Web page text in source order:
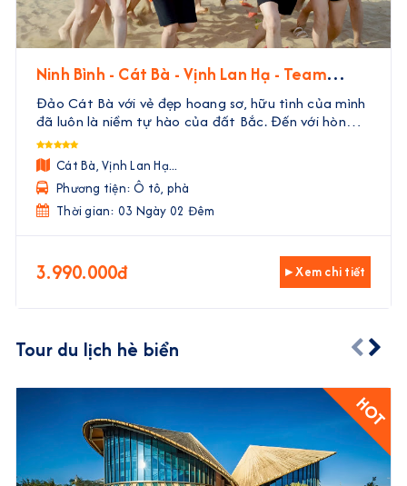
Ninh Bình - Cát Bà - Vịnh Lan Hạ - Team
Building | 3 Ngày 2 Đêm
Đảo Cát Bà với vẻ đẹp hoang sơ, hữu tình của mình
đã luôn là niềm tự hào của đất Bắc. Đến với hòn
đảo này, không chỉ có cơ hội khám phá những điểm
đến siêu thú vị, tham gia các hoạt động vui chơi giả
...
Cát Bà, Vịnh Lan Hạ...
Phương tiện: Ô tô, phà
Thời gian: 03 Ngày 02 Đêm
3.990.000đ ▸ Xem chi tiết
Tour du lịch hè biển
HOT